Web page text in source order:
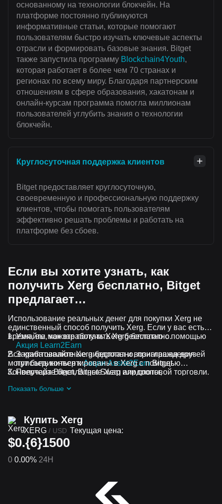
основанному на технологии блокчейн. На
платформе постоянно публикуются
информативные статьи, которые помогают
пользователям быстро изучать ключевые аспекты
отрасли и формировать базовые знания. Bitget
также запустила программу Blockchain4Youth,
которая работает в более чем 70 странах и
регионах по всему миру. Благодаря партнерским
отношениям в сфере образования, хакатонам и
онлайн-курсам программа помогла миллионам
пользователей углубить знания о технологии
блокчейн.
Круглосуточная поддержка клиентов
Bitget предоставляет круглосуточную,
своевременную и профессиональную поддержку
клиентов, чтобы помогать пользователям
эффективно решать проблемы и работать на
платформе без сбоев.
Если вы хотите узнать, как
получить Xerg бесплатно, Bitget
предлагает…
Использование реальных денег для покупки Xerg не
единственный способ получить Xerg. Если у вас есть
время, вы можете получить Xerg бесплатно.
Узнайте, как заработать Xerg бесплатно с помощью
Акция Learn2Earn
Зарабатывайте Xerg бесплатно, приглашая друзей
присоединиться кАкции Assist2EarnBitget.
Получайте бесплатные Xerg аирдропы,
Все криптовалютные аирдропы и вознаграждения
могут быть конвертированы в Xerg с помощью
Конвертера Bitget, Bitget Swap или спотовой торговли.
Показать больше
Купить Xerg
XERG / USD Текущая цена:
$0.{6}1500
0 0.00% 24H